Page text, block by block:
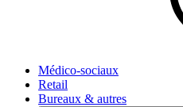
Médico-sociaux
Retail
Bureaux & autres